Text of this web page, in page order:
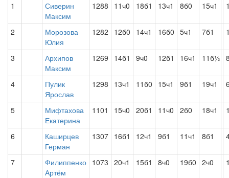
1
Сиверин
Максим
1288 11ч0 18б1 13ч1 8б0 15ч1
2
Морозова
Юлия
1282 12б0 14ч1 16б0 5ч1 7б1
3
Архипов
Максим
1269 14б1 9ч0 12б1 16ч1 11б½
4
Пулик
Ярослав
1298 13ч1 11б0 15ч1 9б1 19ч1
5
Мифтахова
Екатерина
1101 15ч0 20б1 11ч0 2б0 18ч1
6
Каширцев
Герман
1307 16б1 12ч1 9б1 11ч1 8б1
7
Филиппенко
Артём
1073 20ч1 15б1 8ч0 19б0 2ч0